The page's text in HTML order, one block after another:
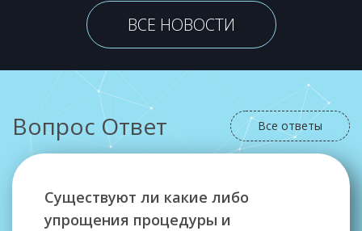
ВСЕ НОВОСТИ
Вопрос Ответ Все ответы
Существуют ли какие либо
упрощения процедуры и